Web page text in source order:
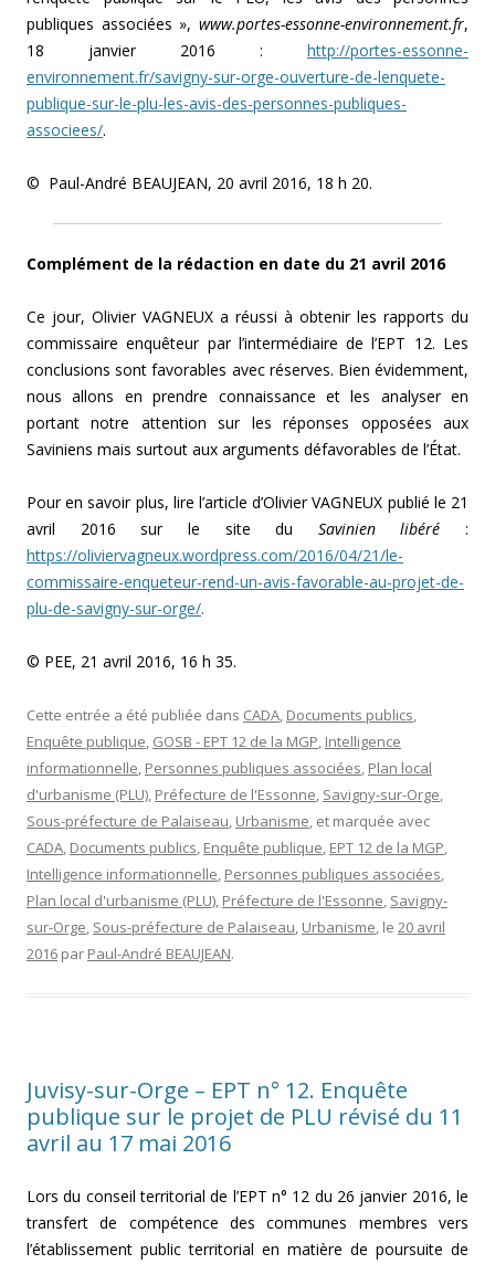
publiques associées », www.portes-essonne-environnement.fr,
18 janvier 2016 : http://portes-essonne-
environnement.fr/savigny-sur-orge-ouverture-de-lenquete-
publique-sur-le-plu-les-avis-des-personnes-publiques-
associees/.
© Paul-André BEAUJEAN, 20 avril 2016, 18 h 20.
Complément de la rédaction en date du 21 avril 2016
Ce jour, Olivier VAGNEUX a réussi à obtenir les rapports du
commissaire enquêteur par l’intermédiaire de l’EPT 12. Les
conclusions sont favorables avec réserves. Bien évidemment,
nous allons en prendre connaissance et les analyser en
portant notre attention sur les réponses opposées aux
Saviniens mais surtout aux arguments défavorables de l’État.
Pour en savoir plus, lire l’article d’Olivier VAGNEUX publié le 21
avril 2016 sur le site du Savinien libéré :
https://oliviervagneux.wordpress.com/2016/04/21/le-
commissaire-enqueteur-rend-un-avis-favorable-au-projet-de-
plu-de-savigny-sur-orge/.
© PEE, 21 avril 2016, 16 h 35.
Cette entrée a été publiée dans CADA, Documents publics,
Enquête publique, GOSB - EPT 12 de la MGP, Intelligence
informationnelle, Personnes publiques associées, Plan local
d'urbanisme (PLU), Préfecture de l'Essonne, Savigny-sur-Orge,
Sous-préfecture de Palaiseau, Urbanisme, et marquée avec
CADA, Documents publics, Enquête publique, EPT 12 de la MGP,
Intelligence informationnelle, Personnes publiques associées,
Plan local d'urbanisme (PLU), Préfecture de l'Essonne, Savigny-
sur-Orge, Sous-préfecture de Palaiseau, Urbanisme, le 20 avril
2016 par Paul-André BEAUJEAN.
Juvisy-sur-Orge – EPT n° 12. Enquête
publique sur le projet de PLU révisé du 11
avril au 17 mai 2016
Lors du conseil territorial de l’EPT n° 12 du 26 janvier 2016, le
transfert de compétence des communes membres vers
l’établissement public territorial en matière de poursuite de